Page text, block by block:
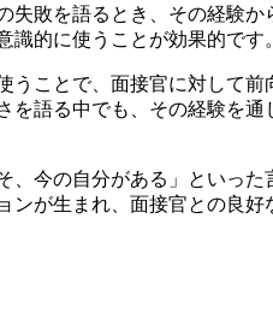
敗を語るとき、その経験
的に使うことが効果的です。
ことで、面接官に対して
語る中でも、その経験を
今の自分がある」といっ
が生まれ、面接官との良好